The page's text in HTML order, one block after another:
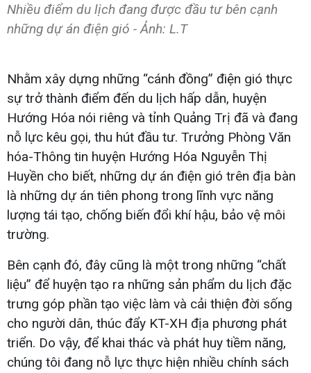
Nhiều điểm du lịch đang được đầu tư bên cạnh
những dự án điện gió - Ảnh: L.T
Nhằm xây dựng những “cánh đồng” điện gió thực
sự trở thành điểm đến du lịch hấp dẫn, huyện
Hướng Hóa nói riêng và tỉnh Quảng Trị đã và đang
nỗ lực kêu gọi, thu hút đầu tư. Trưởng Phòng Văn
hóa-Thông tin huyện Hướng Hóa Nguyễn Thị
Huyền cho biết, những dự án điện gió trên địa bàn
là những dự án tiên phong trong lĩnh vực năng
lượng tái tạo, chống biến đổi khí hậu, bảo vệ môi
trường.
Bên cạnh đó, đây cũng là một trong những “chất
liệu” để huyện tạo ra những sản phẩm du lịch đặc
trưng góp phần tạo việc làm và cải thiện đời sống
cho người dân, thúc đẩy KT-XH địa phương phát
triển. Do vậy, để khai thác và phát huy tiềm năng,
chúng tôi đang nỗ lực thực hiện nhiều chính sách